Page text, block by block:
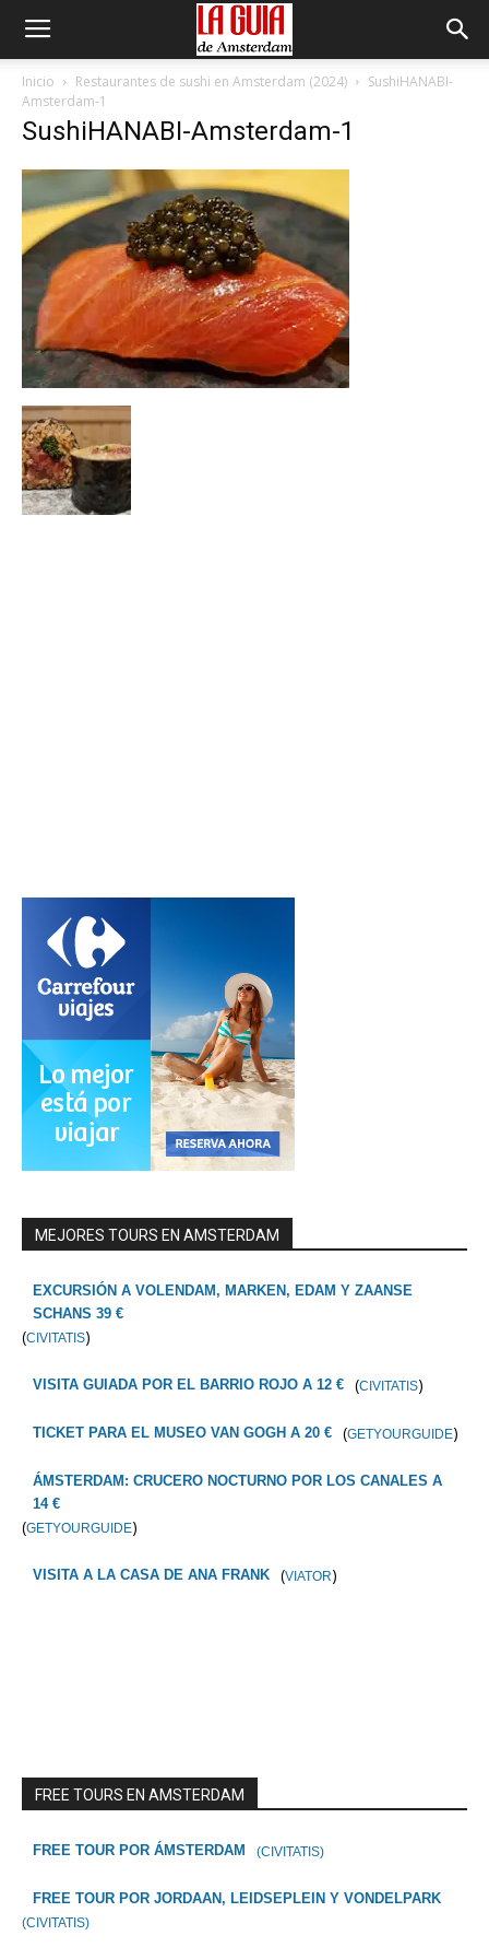
Inicio Restaurantes de sushi en Amsterdam (2024)
SushiHANABI-
Amsterdam-1
SushiHANABI-Amsterdam-1
MEJORES TOURS EN AMSTERDAM
EXCURSIÓN A VOLENDAM, MARKEN, EDAM Y ZAANSE
SCHANS 39 €
(CIVITATIS)
VISITA GUIADA POR EL BARRIO ROJO A 12 € (CIVITATIS)
TICKET PARA EL MUSEO VAN GOGH A 20 € (GETYOURGUIDE)
ÁMSTERDAM: CRUCERO NOCTURNO POR LOS CANALES A
14 €
(GETYOURGUIDE)
VISITA A LA CASA DE ANA FRANK (VIATOR)
FREE TOURS EN AMSTERDAM
FREE TOUR POR ÁMSTERDAM (CIVITATIS)
FREE TOUR POR JORDAAN, LEIDSEPLEIN Y VONDELPARK
(CIVITATIS)